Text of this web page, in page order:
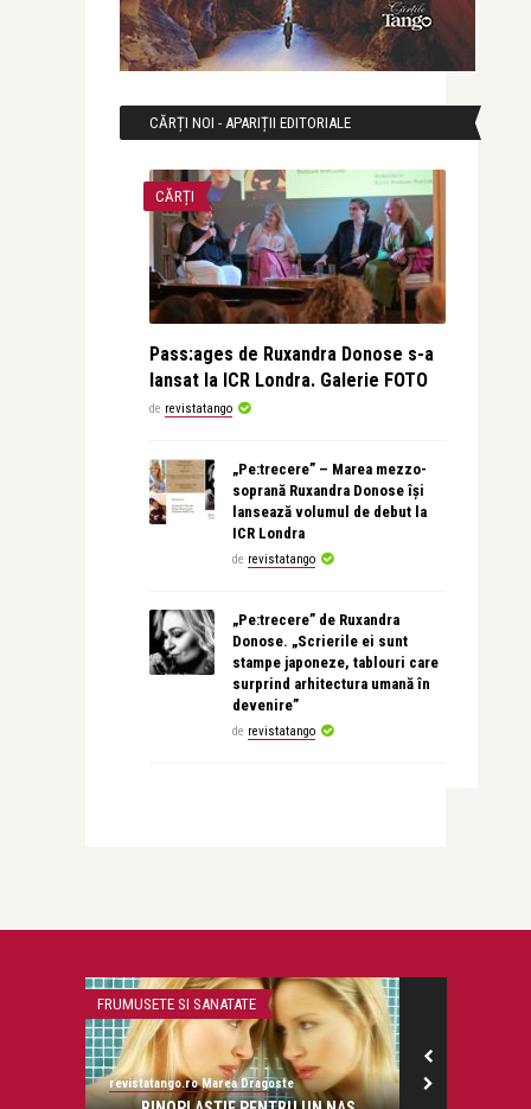
CĂRȚI NOI - APARIȚII EDITORIALE
CĂRȚI
Pass:ages de Ruxandra Donose s-a
lansat la ICR Londra. Galerie FOTO
de revistatango
„Pe:trecere” – Marea mezzo-
soprană Ruxandra Donose își
lansează volumul de debut la
ICR Londra
de revistatango
„Pe:trecere” de Ruxandra
Donose. „Scrierile ei sunt
stampe japoneze, tablouri care
surprind arhitectura umană în
devenire”
de revistatango
FRUMUSETE SI SANATATE
revistatango.ro Marea Dragoste